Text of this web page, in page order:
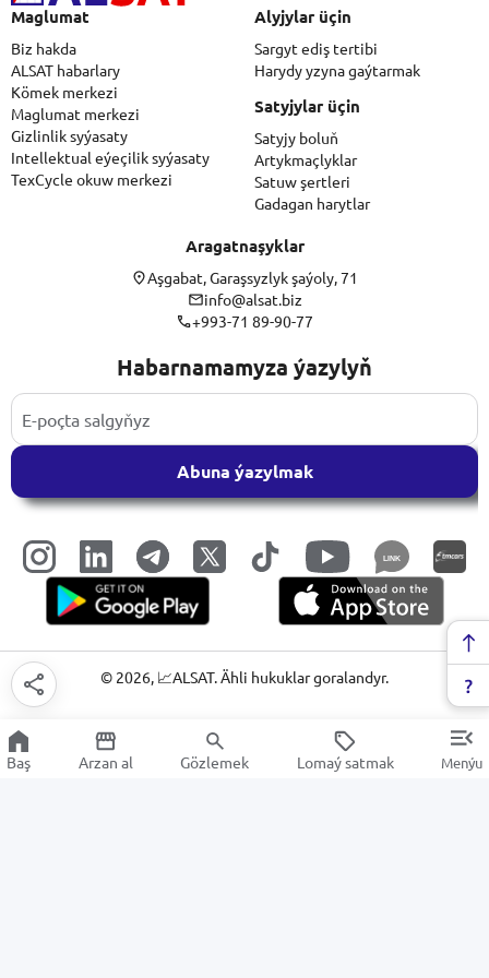
Maglumat
Biz hakda
ALSAT habarlary
Kömek merkezi
Maglumat merkezi
Gizlinlik syýasaty
Intellektual eýeçilik syýasaty
TexCycle okuw merkezi
Alyjylar üçin
Sargyt ediş tertibi
Harydy yzyna gaýtarmak
Satyjylar üçin
Satyjy boluň
Artykmaçlyklar
Satuw şertleri
Gadagan harytlar
Aragatnaşyklar
Aşgabat, Garaşsyzlyk şaýoly, 71
info@alsat.biz
+993-71 89-90-77
Habarnamamyza ýazylyň
Abuna ýazylmak
LINK
© 2026, 📈ALSAT. Ähli hukuklar goralandyr.
Baş Arzan al Gözlemek Lomaý satmak Menýu